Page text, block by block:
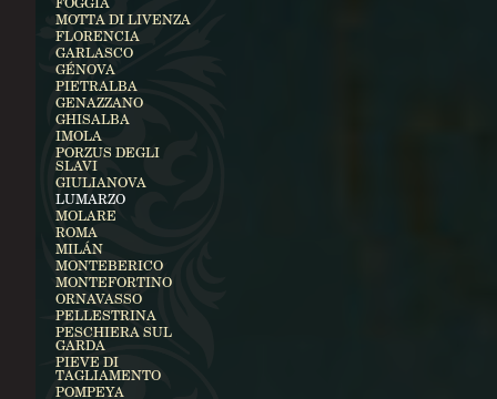
MOTTA DI LIVENZA
FLORENCIA
GARLASCO
GÉNOVA
PIETRALBA
GENAZZANO
GHISALBA
IMOLA
PORZUS DEGLI
SLAVI
GIULIANOVA
LUMARZO
MOLARE
ROMA
MILÁN
MONTEBERICO
MONTEFORTINO
ORNAVASSO
PELLESTRINA
PESCHIERA SUL
GARDA
PIEVE DI
TAGLIAMENTO
POMPEYA